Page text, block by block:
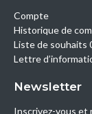
Compte
Historique de
Liste de souhaits
Lettre
Newsletter
Inscrivez-vous